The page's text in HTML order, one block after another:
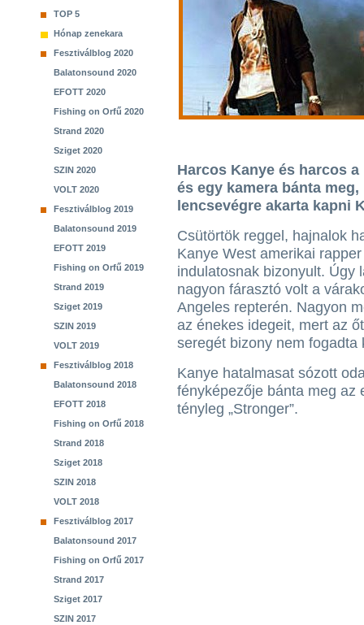
TOP 5
Hónap zenekara
Fesztiválblog 2020
Balatonsound 2020
EFOTT 2020
Fishing on Orfű 2020
Strand 2020
Sziget 2020
SZIN 2020
VOLT 2020
Fesztiválblog 2019
Balatonsound 2019
EFOTT 2019
Fishing on Orfű 2019
Strand 2019
Sziget 2019
SZIN 2019
VOLT 2019
Fesztiválblog 2018
Balatonsound 2018
EFOTT 2018
Fishing on Orfű 2018
Strand 2018
Sziget 2018
SZIN 2018
VOLT 2018
Fesztiválblog 2017
Balatonsound 2017
Fishing on Orfű 2017
Strand 2017
Sziget 2017
SZIN 2017
Harcos Kanye és harcos
és egy kamera bánta
lencsevégre akarta kapni
Csütörtök reggel, hajnalok
Kanye West amerikai
indulatosnak bizonyult. Úgy
nagyon fárasztó volt a
Angeles repterén. Nagyon
az énekes idegeit, mert az
seregét bizony nem fogadta
Kanye hatalmasat sózott
fényképezője bánta meg az
tényleg „Stronger”.